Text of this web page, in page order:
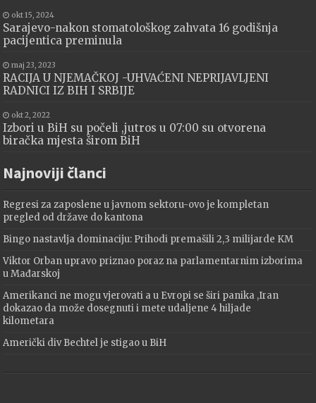
okt 15, 2024
Sarajevo-nakon stomatološkog zahvata 16 godišnja
pacijentica preminula
maj 23, 2023
RACIJA U NJEMAČKOJ -UHVAĆENI NEPRIJAVLJENI
RADNICI IZ BIH I SRBIJE
okt 2, 2022
Izbori u BiH su počeli ,jutros u 07:00 su otvorena
biračka mjesta širom BiH
Najnoviji članci
Regresi za zaposlene u javnom sektoru-ovo je kompletan
pregled od države do kantona
Bingo nastavlja dominaciju: Prihodi premašili 2,3 milijarde KM
Viktor Orban upravo priznao poraz na parlamentarnim izborima
u Mađarskoj
Amerikanci ne mogu vjerovati a u Evropi se širi panika ,Iran
dokazao da može dosegnuti i mete udaljene 4 hiljade
kilometara
Američki div Bechtel je stigao u BiH